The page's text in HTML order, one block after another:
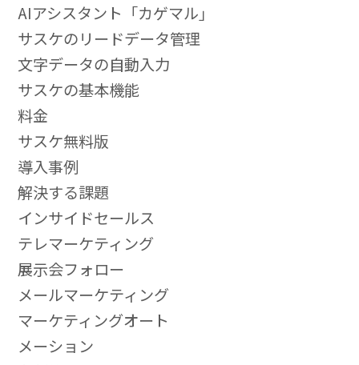
AIアシスタント「カゲマル」
サスケのリードデータ管理
文字データの自動入力
サスケの基本機能
料金
サスケ無料版
導入事例
解決する課題
インサイドセールス
テレマーケティング
展示会フォロー
メールマーケティング
マーケティングオート
メーション